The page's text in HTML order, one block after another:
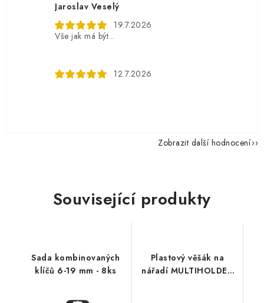
Jaroslav Veselý
19.7.2026
Vše jak má být...
12.7.2026
Zobrazit další hodnocení
Související produkty
Sada kombinovaných
klíčů 6-19 mm - 8ks
Plastový věšák na
nářadí MULTIHOLDER